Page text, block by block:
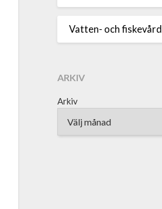
Vatten- och fiskevård
ARKIV
Arkiv